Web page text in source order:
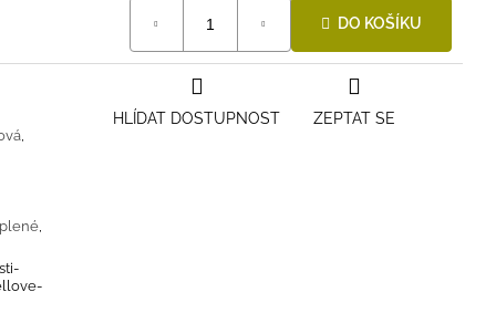
DO KOŠÍKU
ZEPTAT SE
HLÍDAT DOSTUPNOST